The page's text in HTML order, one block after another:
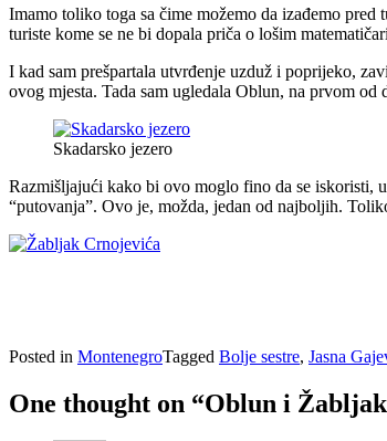
Imamo toliko toga sa čime možemo da izađemo
turiste kome se ne bi dopala priča o lošim
I kad sam prešpartala utvrđenje uzduž i poprijeko,
ovog mjesta. Tada sam ugledala Oblun, na prvom
Skadarsko jezero
Razmišljajući kako bi ovo moglo fino da se iskoristi,
“putovanja”. Ovo je, možda, jedan od najboljih.
Posted in MontenegroTagged Bolje sestre, Jasna
One thought on “Oblun i